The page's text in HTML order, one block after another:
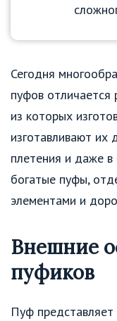
Сегодня
пуфов
из которых
изготавливают их
плетения и даже
богатые пуфы,
элементами и
Внешние
пуфиков
Пуф представляет